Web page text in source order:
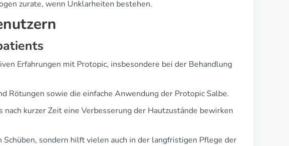
zurate, wenn Unklarheiten bestehen.
Erfahrungen mit Protopic, insbesondere bei der Behandlung
Rötungen sowie die einfache Anwendung der Protopic Salbe.
kurzer Zeit eine Verbesserung der Hautzustände bewirken
sondern hilft vielen auch in der langfristigen Pflege der